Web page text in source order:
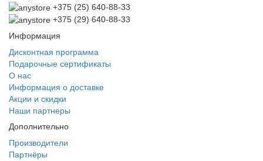
+375 (25) 640-88-33
+375 (29) 640-88-33
Информация
Дисконтная программа
Подарочные сертификаты
О нас
Информация о доставке
Акции и скидки
Наши партнеры
Дополнительно
Производители
Партнёры